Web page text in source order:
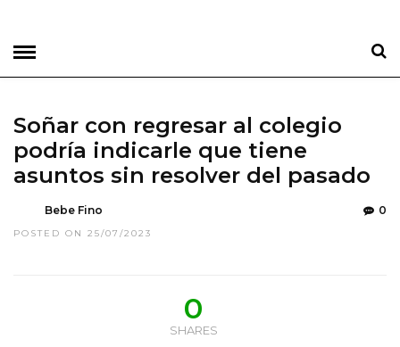
Soñar con regresar al colegio
podría indicarle que tiene
asuntos sin resolver del pasado
Bebe Fino
POSTED ON 25/07/2023
0
0
SHARES